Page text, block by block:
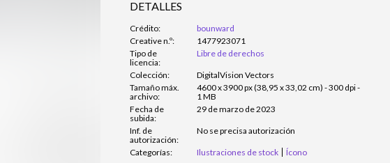
DETALLES
Crédito:
bounward
Creative n.º:
1477923071
Tipo de
licencia:
Libre de derechos
Colección:
DigitalVision Vectors
Tamaño máx.
archivo:
4600 x 3900 px (38,95 x 33,02 cm) - 300 dpi -
1 MB
Fecha de
subida:
29 de marzo de 2023
Inf. de
autorización:
No se precisa autorización
Categorías: Ilustraciones de stock Ícono